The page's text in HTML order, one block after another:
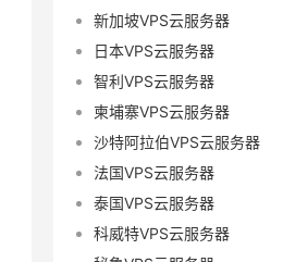
新加坡VPS云服务器
日本VPS云服务器
智利VPS云服务器
柬埔寨VPS云服务器
沙特阿拉伯VPS云服务器
法国VPS云服务器
泰国VPS云服务器
科威特VPS云服务器